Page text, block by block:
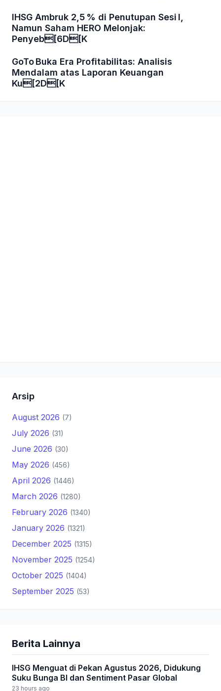
IHSG Ambruk 2,5 % di Penutupan Sesi I,
Namun Saham HERO Melonjak:
Penyeb[6D[K
GoTo Buka Era Profitabilitas: Analisis
Mendalam atas Laporan Keuangan
Ku[2D[K
Arsip
August 2026 (7)
July 2026 (31)
June 2026 (30)
May 2026 (456)
April 2026 (1446)
March 2026 (1280)
February 2026 (1340)
January 2026 (1321)
December 2025 (1315)
November 2025 (1254)
October 2025 (1404)
September 2025 (53)
Berita Lainnya
IHSG Menguat di Pekan Agustus 2026, Didukung
Suku Bunga BI dan Sentiment Pasar Global
23 hours ago